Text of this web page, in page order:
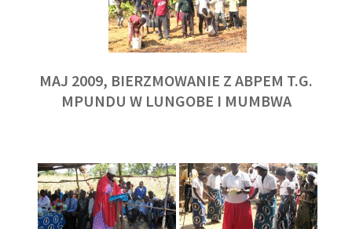
MAJ 2009, BIERZMOWANIE Z ABPEM T.G.
MPUNDU W LUNGOBE I MUMBWA